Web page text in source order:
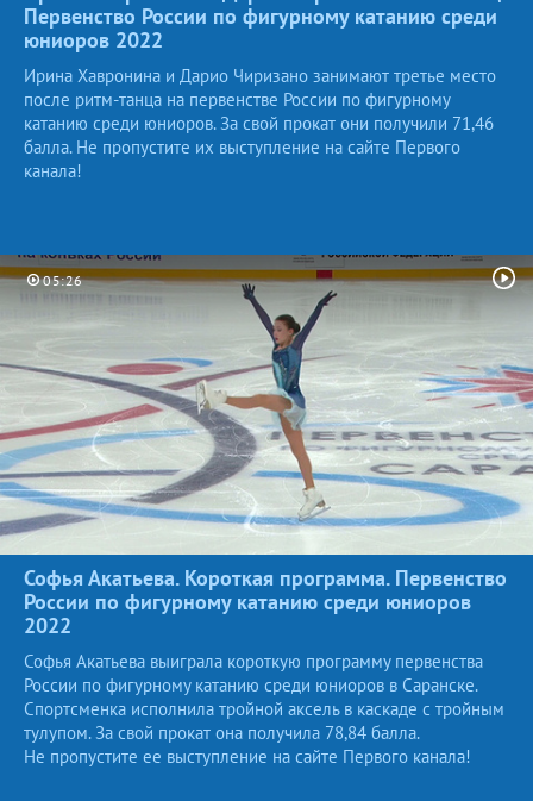
Первенство России по фигурному катанию среди
юниоров 2022
Ирина Хавронина и Дарио Чиризано занимают третье место
после ритм-танца на первенстве России по фигурному
катанию среди юниоров. За свой прокат они получили 71,46
балла. Не пропустите их выступление на сайте Первого
канала!
05:26
Софья Акатьева. Короткая программа. Первенство
России по фигурному катанию среди юниоров
2022
Софья Акатьева выиграла короткую программу первенства
России по фигурному катанию среди юниоров в Саранске.
Спортсменка исполнила тройной аксель в каскаде с тройным
тулупом. За свой прокат она получила 78,84 балла.
Не пропустите ее выступление на сайте Первого канала!